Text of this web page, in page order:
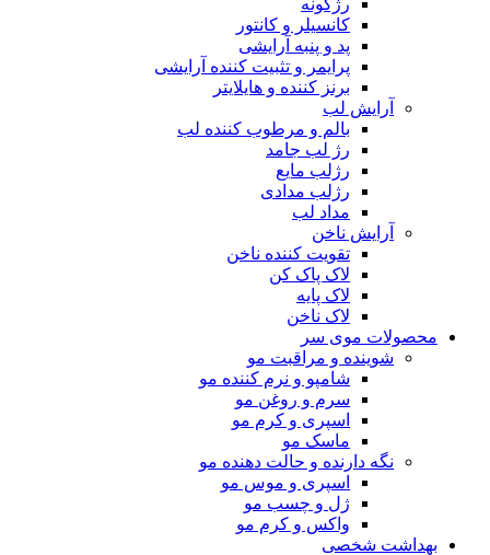
رژگونه
کانسیلر و کانتور
پد و پنبه آرایشی
پرایمر و تثبیت کننده آرایشی
برنز کننده و هایلایتر
آرایش لب
بالم و مرطوب کننده لب
رژ لب جامد
رژلب مایع
رژلب مدادی
مداد لب
آرایش ناخن
تقویت کننده ناخن
لاک پاک کن
لاک پایه
لاک ناخن
محصولات موی سر
شوینده و مراقبت مو
شامپو و نرم کننده مو
سرم و روغن مو
اسپری و کرم مو
ماسک مو
نگه دارنده و حالت دهنده مو
اسپری و موس مو
ژل و چسب مو
واکس و کرم مو
بهداشت شخصی